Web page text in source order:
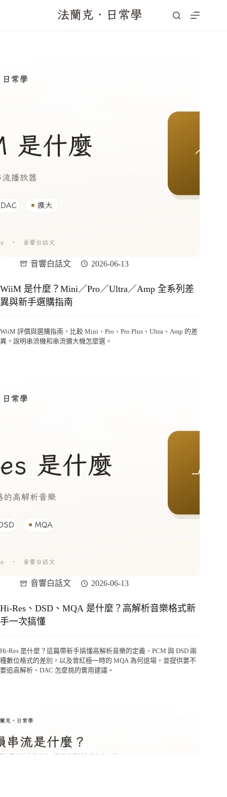
音響白話文 2026-06-13
WiiM 是什麼？Mini／Pro／Ultra／Amp 全系列差
異與新手選購指南
WiiM 評價與選購指南，比較 Mini、Pro、Pro Plus、Ultra、Amp 的差
異，說明串流機和串流擴大機怎麼選。
音響白話文 2026-06-13
Hi-Res、DSD、MQA 是什麼？高解析音樂格式新
手一次搞懂
Hi-Res 是什麼？這篇帶新手搞懂高解析音樂的定義、PCM 與 DSD 兩
種數位格式的差別，以及曾紅極一時的 MQA 為何退場，並提供要不
要追高解析、DAC 怎麼挑的實用建議。